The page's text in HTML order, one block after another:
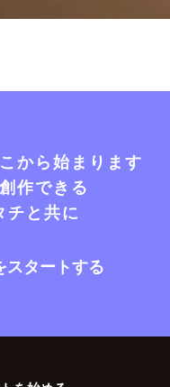
から始まります
作できる
チと共に
スタートする